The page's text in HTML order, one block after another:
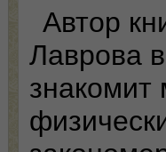
Автор
Лаврова